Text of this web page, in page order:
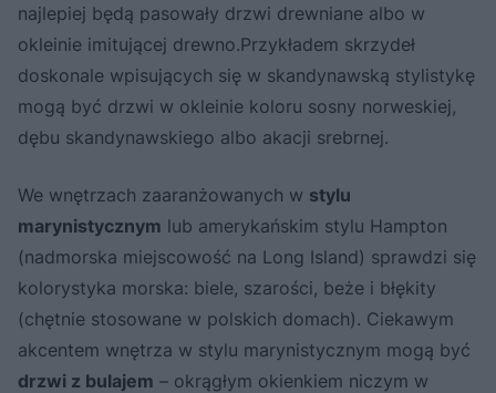
najlepiej będą pasowały drzwi drewniane albo w
okleinie imitującej drewno.Przykładem skrzydeł
doskonale wpisujących się w skandynawską stylistykę
mogą być drzwi w okleinie koloru sosny norweskiej,
dębu skandynawskiego albo akacji srebrnej.
We wnętrzach zaaranżowanych w stylu
marynistycznym lub amerykańskim stylu Hampton
(nadmorska miejscowość na Long Island) sprawdzi się
kolorystyka morska: biele, szarości, beże i błękity
(chętnie stosowane w polskich domach). Ciekawym
akcentem wnętrza w stylu marynistycznym mogą być
drzwi z bulajem – okrągłym okienkiem niczym w